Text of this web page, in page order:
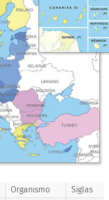
Organismo
Siglas